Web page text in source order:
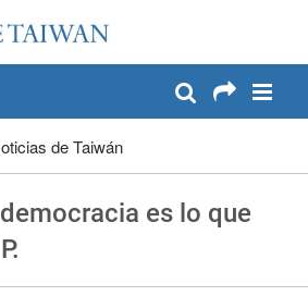
de Taiwán
es lo que